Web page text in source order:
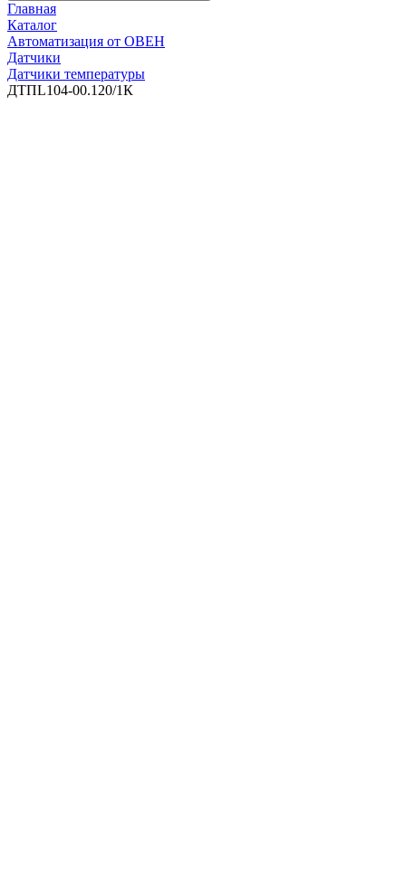
Главная
Каталог
Автоматизация от ОВЕН
Датчики
Датчики температуры
ДТПL104-00.120/1К